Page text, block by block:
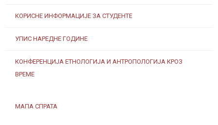
КОРИСНЕ ИНФОРМАЦИЈЕ ЗА СТУДЕНТЕ
УПИС НАРЕДНЕ ГОДИНЕ
КОНФЕРЕНЦИЈА ЕТНОЛОГИЈА И АНТРОПОЛОГИЈА КРОЗ
ВРЕМЕ
МАПА СПРАТА